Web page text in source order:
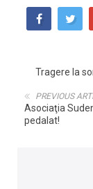
Tragere la
PREVIOUS
Asociaţia
pedalat!